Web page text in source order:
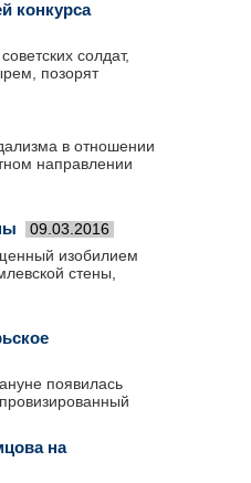
конкурса
солдат,
позорят
в отношении
направлении
09.03.2016
изобилием
стены,
появилась
на